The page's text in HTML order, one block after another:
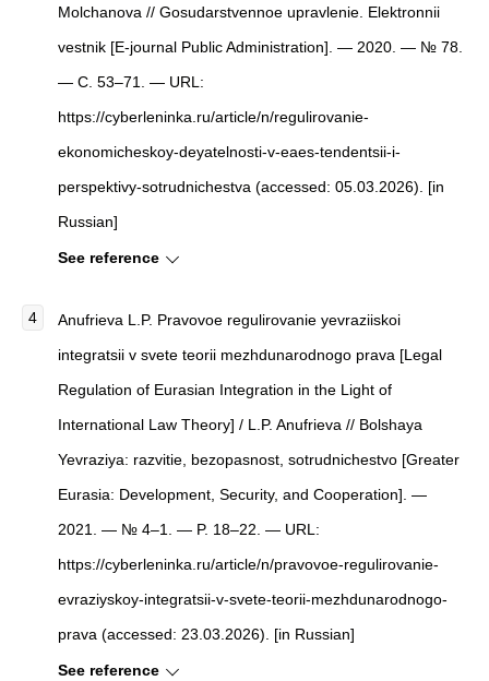
Molchanova // Gosudarstvennoe upravlenie. Elektronnii
vestnik [E-journal Public Administration]. — 2020. — № 78.
— С. 53–71. — URL:
https://cyberleninka.ru/article/n/regulirovanie-
ekonomicheskoy-deyatelnosti-v-eaes-tendentsii-i-
perspektivy-sotrudnichestva (accessed: 05.03.2026). [in
Russian]
See reference
Anufrieva L.P. Pravovoe regulirovanie yevraziiskoi
integratsii v svete teorii mezhdunarodnogo prava [Legal
Regulation of Eurasian Integration in the Light of
International Law Theory] / L.P. Anufrieva // Bolshaya
Yevraziya: razvitie, bezopasnost, sotrudnichestvo [Greater
Eurasia: Development, Security, and Cooperation]. —
2021. — № 4–1. — P. 18–22. — URL:
https://cyberleninka.ru/article/n/pravovoe-regulirovanie-
evraziyskoy-integratsii-v-svete-teorii-mezhdunarodnogo-
prava (accessed: 23.03.2026). [in Russian]
See reference